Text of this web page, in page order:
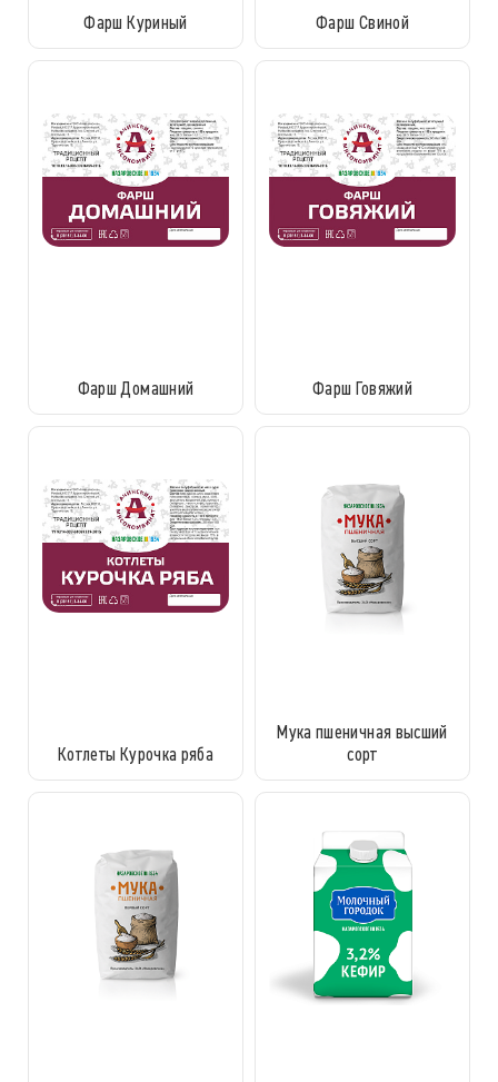
Фарш Куриный Фарш Свиной
Фарш Домашний Фарш Говяжий
Котлеты Курочка ряба
Мука пшеничная высший
сорт